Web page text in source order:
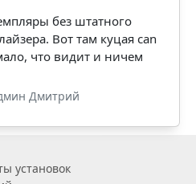
без штатного
Вот там куцая can
что видит и ничем
Дмитрий
установок